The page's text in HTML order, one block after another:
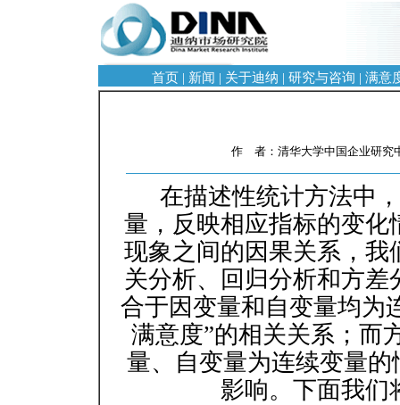
首页 | 新闻 | 关于迪纳 | 研究与咨询 | 满意
作 者：清华大学中国企业研
在描述性统计方法中
量，反映相应指标的变
现象之间的因果关系，
关分析、回归分析和方
合于因变量和自变量均为
满意度”的相关关系；而
量、自变量为连续变量的
影响。下面我们